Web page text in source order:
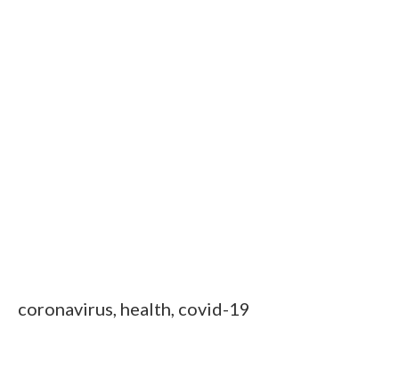
coronavirus, health, covid-19